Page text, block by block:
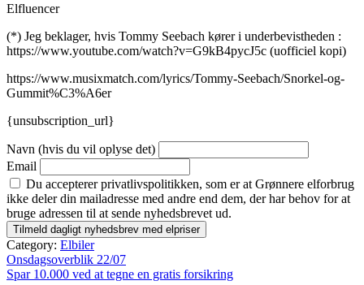
Elfluencer
(*) Jeg beklager, hvis Tommy Seebach kører i underbevistheden :
https://www.youtube.com/watch?v=G9kB4pycJ5c (uofficiel kopi)
https://www.musixmatch.com/lyrics/Tommy-Seebach/Snorkel-og-
Gummit%C3%A6er
{unsubscription_url}
Navn (hvis du vil oplyse det)
Email
Du accepterer privatlivspolitikken, som er at Grønnere elforbrug
ikke deler din mailadresse med andre end dem, der har behov for at
bruge adressen til at sende nyhedsbrevet ud.
Category: Elbiler
Indlægsnavigation
Onsdagsoverblik 22/07
Spar 10.000 ved at tegne en gratis forsikring